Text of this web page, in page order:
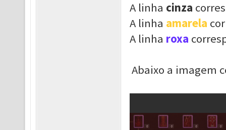
A linha cinza
A linha amarela
A linha roxa
Abaixo a imagem